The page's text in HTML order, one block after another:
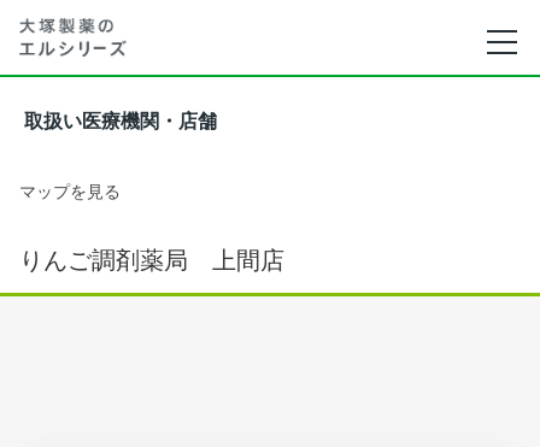
取扱い医療機関・店舗
マップを見る
りんご調剤薬局 上間店